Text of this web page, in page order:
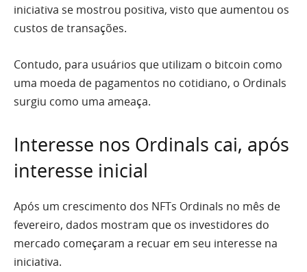
iniciativa se mostrou positiva, visto que aumentou os
custos de transações.
Contudo, para usuários que utilizam o bitcoin como
uma moeda de pagamentos no cotidiano, o Ordinals
surgiu como uma ameaça.
Interesse nos Ordinals cai, após
interesse inicial
Após um crescimento dos NFTs Ordinals no mês de
fevereiro, dados mostram que os investidores do
mercado começaram a recuar em seu interesse na
iniciativa.